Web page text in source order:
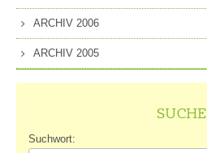
ARCHIV 2006
ARCHIV 2005
SUCHE
Suchwort: